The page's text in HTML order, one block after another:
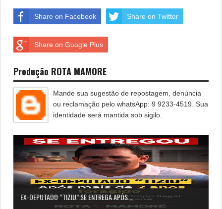
Share on Facebook Share on Twitter
Share on Google Plus
Produção ROTA MAMORE
Mande sua sugestão de repostagem, denúncia
ou reclamação pelo whatsApp: 9 9233-4519. Sua
identidade será mantida sob sigilo.
EX-DEPUTADO “TIZIU” SE ENTREGA APÓS...